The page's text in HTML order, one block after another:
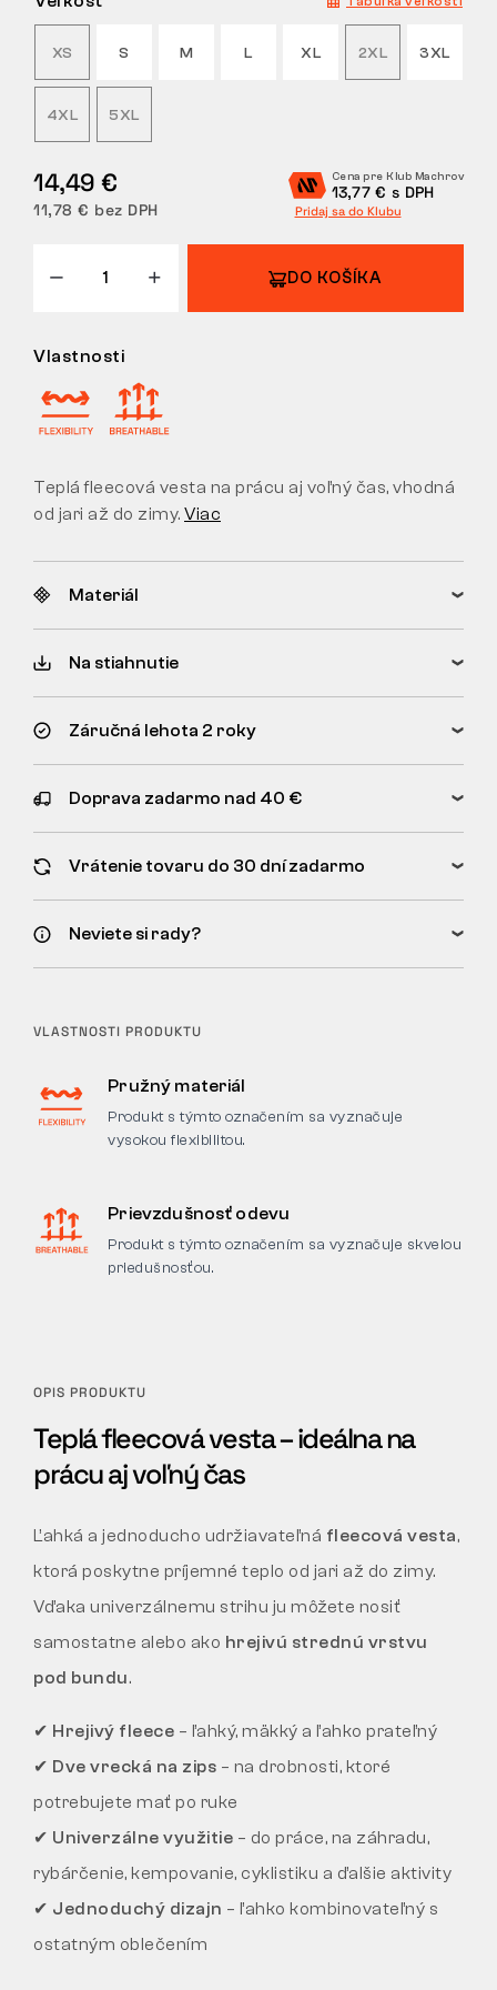
XS S M L XL 2XL 3XL
4XL 5XL
14,49 €
11,78 € bez DPH
Cena pre Klub Machrov
13,77 € s DPH
Pridaj sa do Klubu
DO KOŠÍKA
Vlastnosti
Teplá fleecová vesta na prácu aj voľný čas, vhodná
od jari až do zimy. Viac
Materiál
Na stiahnutie
Záručná lehota 2 roky
Doprava zadarmo nad 40 €
Vrátenie tovaru do 30 dní zadarmo
Neviete si rady?
VLASTNOSTI PRODUKTU
Pružný materiál
Produkt s týmto označením sa vyznačuje
vysokou flexibilitou.
Prievzdušnosť odevu
Produkt s týmto označením sa vyznačuje skvelou
priedušnosťou.
OPIS PRODUKTU
Teplá fleecová vesta – ideálna na
prácu aj voľný čas
Ľahká a jednoducho udržiavateľná fleecová vesta,
ktorá poskytne príjemné teplo od jari až do zimy.
Vďaka univerzálnemu strihu ju môžete nosiť
samostatne alebo ako hrejivú strednú vrstvu
pod bundu.
✔ Hrejivý fleece – ľahký, mäkký a ľahko prateľný
✔ Dve vrecká na zips – na drobnosti, ktoré
potrebujete mať po ruke
✔ Univerzálne využitie – do práce, na záhradu,
rybárčenie, kempovanie, cyklistiku a ďalšie aktivity
✔ Jednoduchý dizajn – ľahko kombinovateľný s
ostatným oblečením